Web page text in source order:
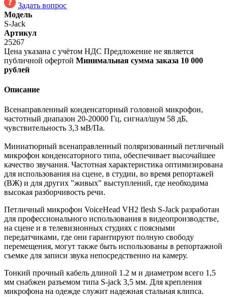
Задать вопрос
Модель
S-Jack
Артикул
25267
Цена указана с учётом НДС Предложение не является
публичной офертой Минимальная сумма заказа 10 000
рублей
Описание
Всенаправленный конденсаторный головной микрофон,
частотный диапазон 20-20000 Гц, сигнал/шум 58 дБ,
чувствительность 3,3 мВ/Па.
Миниатюрный всенаправленный поляризованный петличный
микрофон конденсаторного типа, обеспечивает высочайшее
качество звучания. Частотная характеристика оптимизирована
для использования на сцене, в студии, во время репортажей
(ВЖ) и для других "живых" выступлений, где необходима
высокая разборчивость речи.
Петличный микрофон VoiceHead VH2 flesh S-Jack разработан
для профессионального использования в видеопроизводстве,
на сцене и в телевизионных студиях с поясными
передатчиками, где они гарантируют полную свободу
перемещения, могут также быть использованы в репортажной
съемке для записи звука непосредственно на камеру.
Тонкий прочный кабель длиной 1.2 м и диаметром всего 1,5
мм снабжен разъемом типа S-jack 3,5 мм. Для крепления
микрофона на одежде служит надежная стальная клипса.